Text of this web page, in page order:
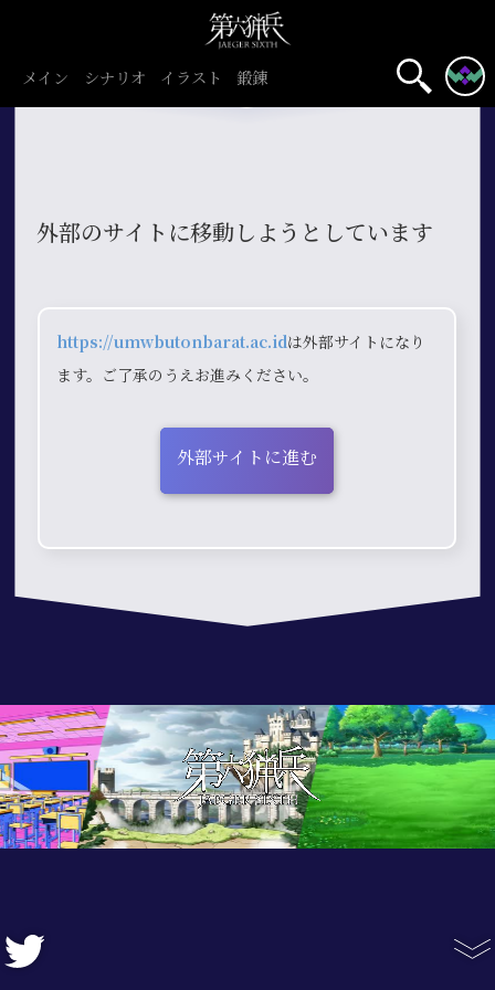
メイン シナリオ イラスト 鍛錬
外部のサイトに移動しようとしています
https://umwbutonbarat.ac.id は外部サイトになり
ます。ご了承のうえお進みください。
外部サイトに進む